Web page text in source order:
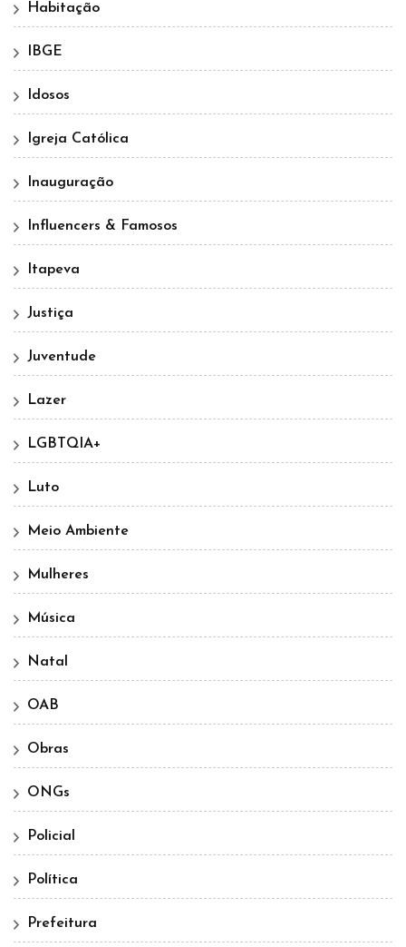
Habitação
IBGE
Idosos
Igreja Católica
Inauguração
Influencers & Famosos
Itapeva
Justiça
Juventude
Lazer
LGBTQIA+
Luto
Meio Ambiente
Mulheres
Música
Natal
OAB
Obras
ONGs
Policial
Política
Prefeitura